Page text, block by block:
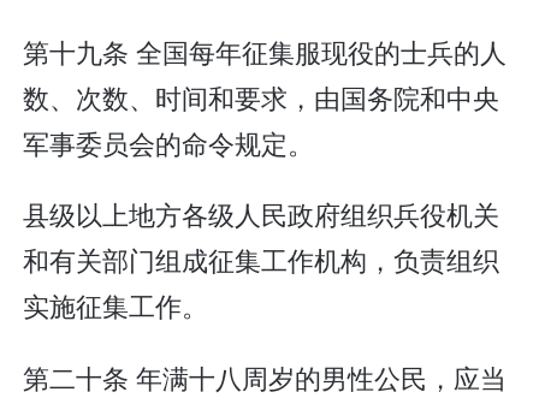
第十九条 全国每年征集服现役的士兵的人
数、次数、时间和要求，由国务院和中央
军事委员会的命令规定。
县级以上地方各级人民政府组织兵役机关
和有关部门组成征集工作机构，负责组织
实施征集工作。
第二十条 年满十八周岁的男性公民，应当